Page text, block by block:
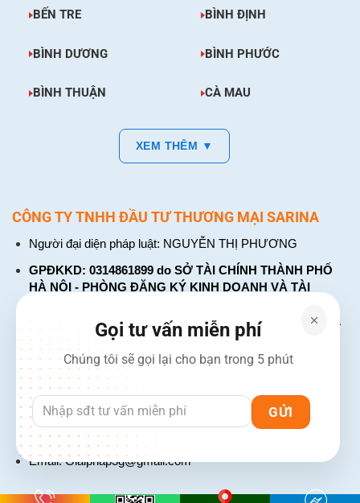
BẾN TRE BÌNH ĐỊNH
BÌNH DƯƠNG BÌNH PHƯỚC
BÌNH THUẬN CÀ MAU
XEM THÊM ▼
CÔNG TY TNHH ĐẦU TƯ THƯƠNG MẠI SARINA
Người đại diện pháp luật: NGUYỄN THỊ PHƯƠNG
GPĐKKD: 0314861899 do SỞ TÀI CHÍNH THÀNH PHỐ
HÀ NỘI - PHÒNG ĐĂNG KÝ KINH DOANH VÀ TÀI
CHÍNH DOANH NGHIỆP cấp. Đăng ký lần đầu: ngày 26
tháng 01 năm 2018. Đăng ký thay đổi lần thứ: 4, ngày 31
tháng 03 năm 2026
226 Đường Láng, Đống Đa, Hà Nội
137 Đường Hòa Hưng, Phường 12, Quận 10, TP. Hồ Chí
Minh
Hotline: 1900 2106 - 0386 001 001
Email:Giaiphap3g@gmail.com
Gọi tư vấn miễn phí
Chúng tôi sẽ gọi lại cho bạn trong 5 phút